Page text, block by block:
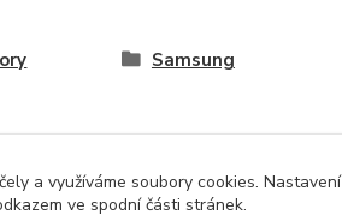
Samsung
a využíváme soubory cookies. Nastavení
ve spodní části stránek.